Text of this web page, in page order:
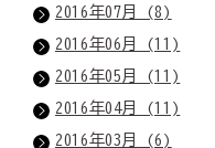
2016年07月 (8)
2016年06月 (11)
2016年05月 (11)
2016年04月 (11)
2016年03月 (6)